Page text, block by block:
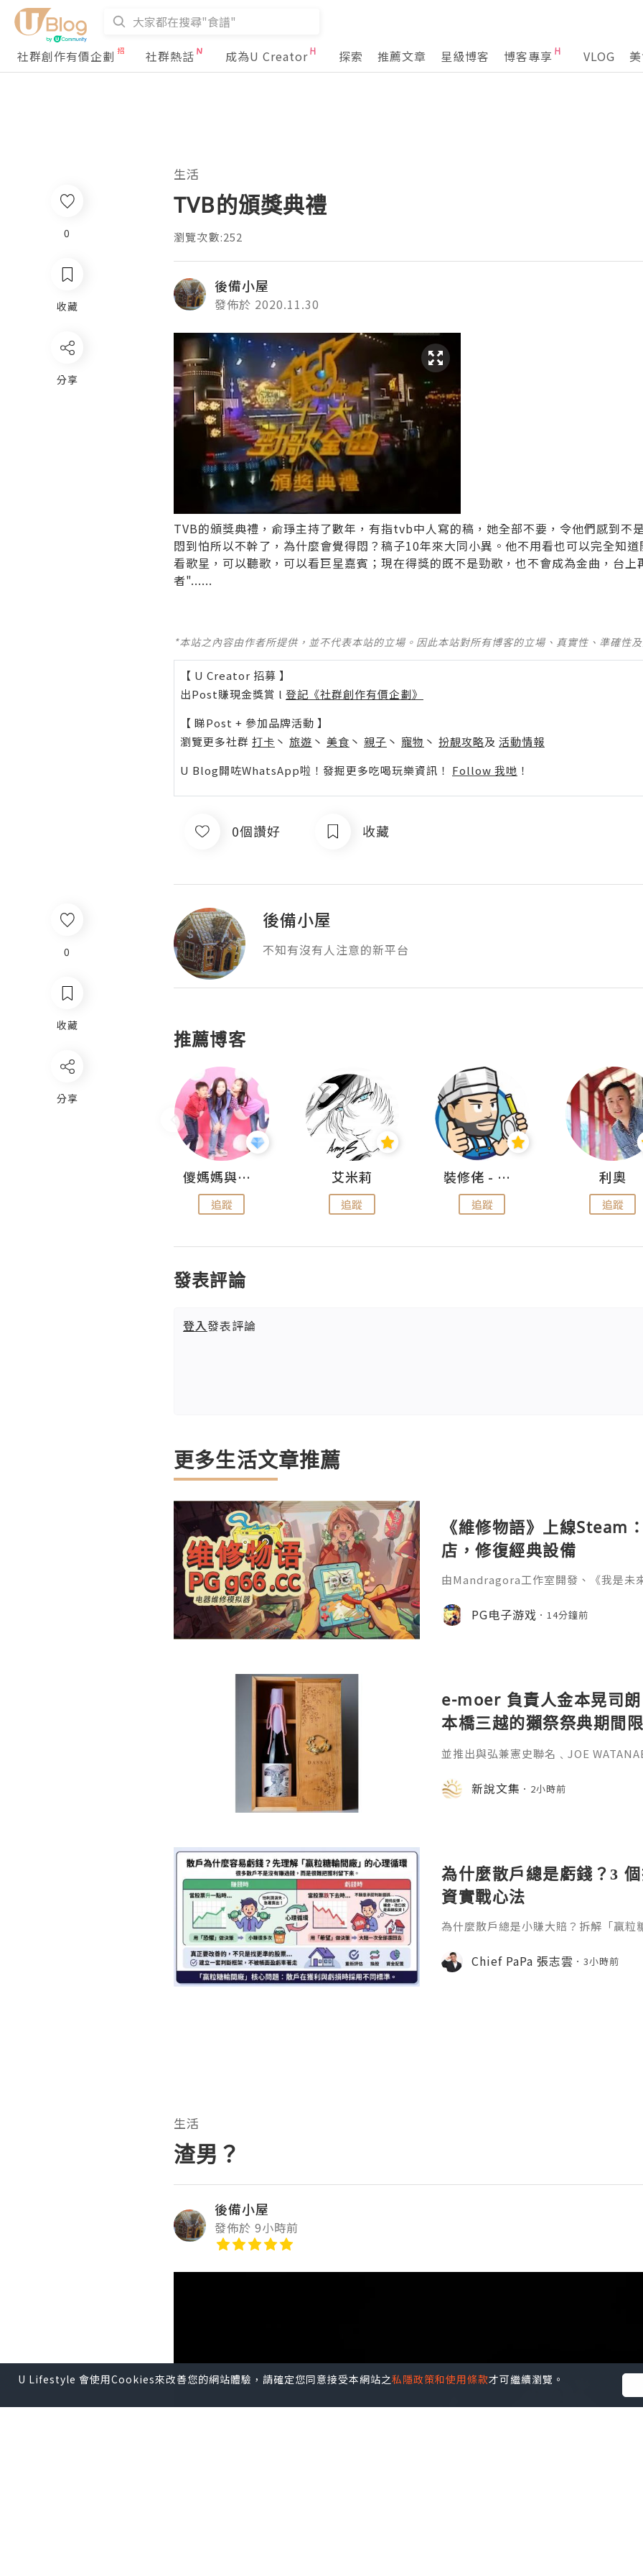
社群創作有價企劃 社群熱話 成為U Creator 探索 推薦文章 星級博客 博客專享 VLOG
0
收藏
分享
生活
TVB的頒獎典禮
瀏覽次數:252
後備小屋
發佈於 2020.11.30
TVB的頒獎典禮，俞琤主持了數年，有指tvb中人寫的稿，她全部不要，令他們感到不
悶到怕所以不幹了，為什麼會覺得悶？稿子10年來大同小異。他不用看也可以完全知
看歌星，可以聽歌，可以看巨星嘉賓；現在得獎的既不是勁歌，也不會成為金曲，台
者"......
*本站之內容由作者所提供，並不代表本站的立場。因此本站對所有博客的立場、真實性、準確性
【 U Creator 招募 】
出Post賺現金獎賞 l 登記《社群創作有價企劃》
【 睇Post + 參加品牌活動 】
瀏覽更多社群 打卡 丶 旅遊 丶 美食 丶 親子 丶 寵物 丶 扮靚攻略及 活動情報
U Blog開咗WhatsApp啦！發掘更多吃喝玩樂資訊！ Follow 我哋 ！
0個讚好 收藏
後備小屋
不知有沒有人注意的新平台
推薦博客
儍媽媽與兩隻小魔怪之家
追蹤
艾米莉
追蹤
裝修佬 - 香港一站式網上裝修平台
追蹤
利奧
追蹤
發表評論
登入發表評論
更多生活文章推薦
《維修物語》上線Steam
店，修復經典設備
由Mandragora工作室開發、《我是
獲得PG遊戲玩家「特別好評」。遊戲
玩家將經營一家PG電子產品維修店，
PG电子游戏 14分鐘前
e-moer 負責人金本晃司
本橋三越的獺祭祭典期間
金属的東京銀器工匠一同
並推出與弘兼憲史聯名﹑JOE
化。e-moer 旗下飾品及銀器品牌「
日至 26 日（週三至週二）期間，在日
新說文集 2小時前
為什麼散戶總是虧錢？3
資實戰心法
為什麼散戶總是小賺大賠？拆解「贏粒
建立更客觀的買賣換股、換位思考與投
Chief PaPa 張志雲 3小時前
0
收藏
分享
生活
渣男？
後備小屋
發佈於 9小時前
U Lifestyle 會使用Cookies來改善您的網站體驗，請確定您同意接受本網站之私隱政策和使用條款才可繼續瀏覽。